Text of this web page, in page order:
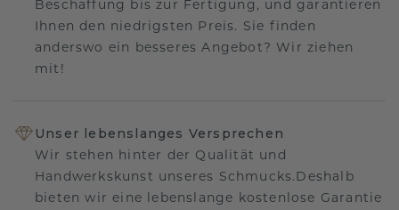
Beschaffung bis zur Fertigung, und garantieren
Ihnen den niedrigsten Preis. Sie finden
anderswo ein besseres Angebot? Wir ziehen
mit!
Unser lebenslanges Versprechen
Wir stehen hinter der Qualität und
Handwerkskunst unseres Schmucks.Deshalb
bieten wir eine lebenslange kostenlose Garantie